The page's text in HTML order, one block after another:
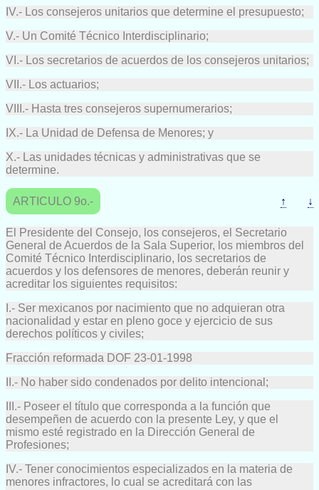
IV.- Los consejeros unitarios que determine el presupuesto;
V.- Un Comité Técnico Interdisciplinario;
VI.- Los secretarios de acuerdos de los consejeros unitarios;
VII.- Los actuarios;
VIII.- Hasta tres consejeros supernumerarios;
IX.- La Unidad de Defensa de Menores; y
X.- Las unidades técnicas y administrativas que se
determine.
ARTICULO 9o.- ↑ ↓
El Presidente del Consejo, los consejeros, el Secretario
General de Acuerdos de la Sala Superior, los miembros del
Comité Técnico Interdisciplinario, los secretarios de
acuerdos y los defensores de menores, deberán reunir y
acreditar los siguientes requisitos:
I.- Ser mexicanos por nacimiento que no adquieran otra
nacionalidad y estar en pleno goce y ejercicio de sus
derechos políticos y civiles;
Fracción reformada DOF 23-01-1998
II.- No haber sido condenados por delito intencional;
III.- Poseer el título que corresponda a la función que
desempeñen de acuerdo con la presente Ley, y que el
mismo esté registrado en la Dirección General de
Profesiones;
IV.- Tener conocimientos especializados en la materia de
menores infractores, lo cual se acreditará con las